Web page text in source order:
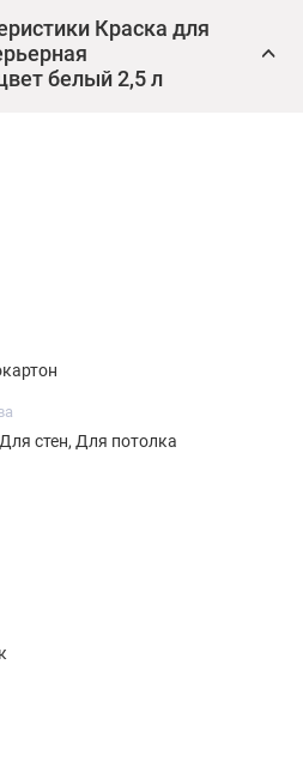
пастами Dali, но не более 4% от
машиннаяпо каталогам:
годности: 1,5 года в
Краска для
белый 2,5 л
стен, Для потолка